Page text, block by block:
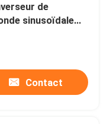
de
sinusoïdale
Contact